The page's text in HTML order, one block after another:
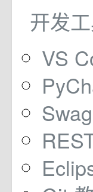
开发
VS